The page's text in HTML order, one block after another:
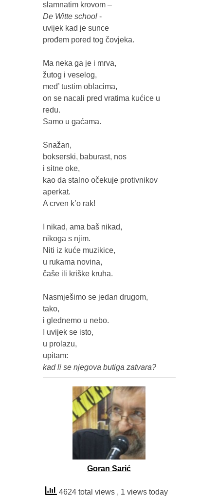
De Witte school -
uvijek kad je sunce
prođem pored tog čovjeka.
Ma neka ga je i mrva,
žutog i veselog,
međ’ tustim oblacima,
on se nacali pred vratima kućice u
redu.
Samo u gaćama.
Snažan,
bokserski, baburast, nos
i sitne oke,
kao da stalno očekuje protivnikov
aperkat.
A crven k’o rak!
I nikad, ama baš nikad,
nikoga s njim.
Niti iz kuće muzikice,
u rukama novina,
čaše ili kriške kruha.
Nasmješimo se jedan drugom,
tako,
i glednemo u nebo.
I uvijek se isto,
u prolazu,
kad li se njegova butiga zatvara?
Goran Sarić
4624 total views , 1 views today